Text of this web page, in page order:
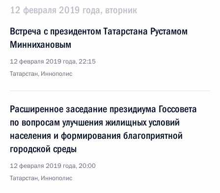
12 февраля 2019 года, вторник
Встреча с президентом Татарстана Рустамом
Миннихановым
12 февраля 2019 года, 22:15
Татарстан, Иннополис
Расширенное заседание президиума Госсовета
по вопросам улучшения жилищных условий
населения и формирования благоприятной
городской среды
12 февраля 2019 года, 20:00
Татарстан, Иннополис